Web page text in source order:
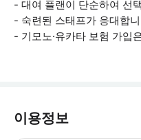
- 대여 플랜이 단순하여 선
- 숙련된 스태프가 응대합
- 기모노·유카타 보험 가입
이용정보